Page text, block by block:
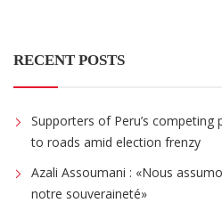
RECENT POSTS
Supporters of Peru’s competing
to roads amid election frenzy
Azali Assoumani : «Nous
notre souveraineté»